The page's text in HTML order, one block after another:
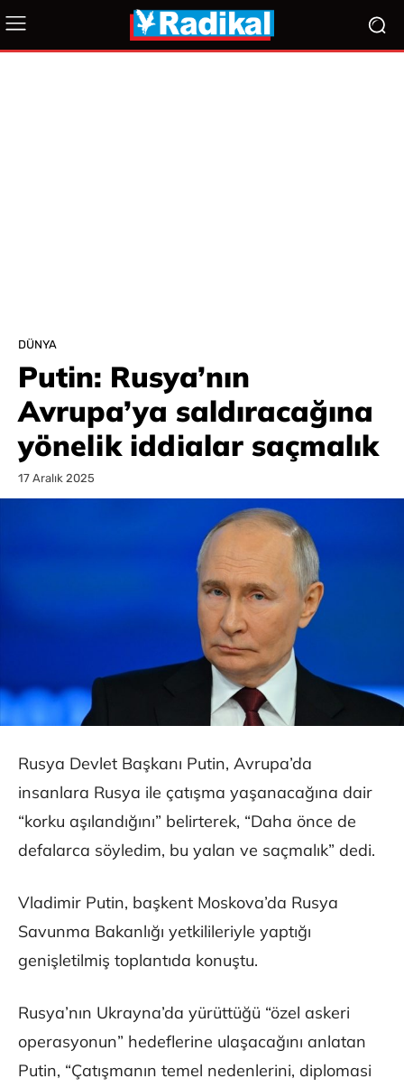
DÜNYA
Putin: Rusya’nın
Avrupa’ya saldıracağına
yönelik iddialar saçmalık
17 Aralık 2025
Rusya Devlet Başkanı Putin, Avrupa’da
insanlara Rusya ile çatışma yaşanacağına dair
“korku aşılandığını” belirterek, “Daha önce de
defalarca söyledim, bu yalan ve saçmalık” dedi.
Vladimir Putin, başkent Moskova’da Rusya
Savunma Bakanlığı yetkilileriyle yaptığı
genişletilmiş toplantıda konuştu.
Rusya’nın Ukrayna’da yürüttüğü “özel askeri
operasyonun” hedeflerine ulaşacağını anlatan
Putin, “Çatışmanın temel nedenlerini, diplomasi